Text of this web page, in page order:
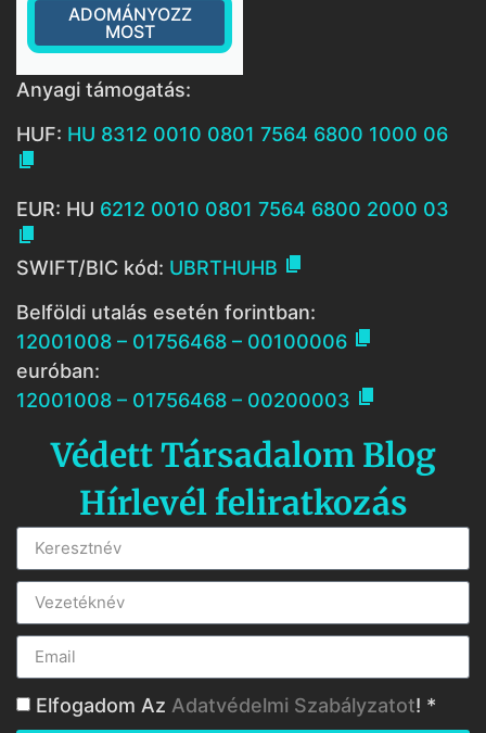
ADOMÁNYOZZ
MOST
Anyagi támogatás:
HUF: HU 8312 0010 0801 7564 6800 1000 06

EUR: HU 6212 0010 0801 7564 6800 2000 03

SWIFT/BIC kód: UBRTHUHB 
Belföldi utalás esetén forintban:
12001008 – 01756468 – 00100006 
euróban:
12001008 – 01756468 – 00200003 
Védett Társadalom Blog
Hírlevél feliratkozás
Elfogadom Az Adatvédelmi Szabályzatot! *